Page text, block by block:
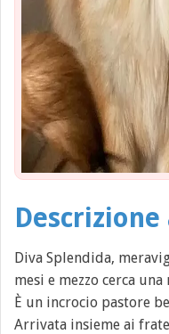
Diva Splendida,
mesi e mezzo cerca
È un incrocio pastore
Arrivata insieme ai